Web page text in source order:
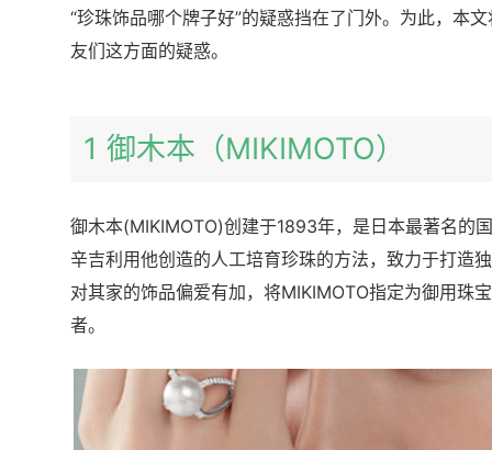
“珍珠饰品哪个牌子好”的疑惑挡在了门外。为此，本
友们这方面的疑惑。
1 御木本（MIKIMOTO）
御木本(MIKIMOTO)创建于1893年，是日本最著名的
辛吉利用他创造的人工培育珍珠的方法，致力于打造
对其家的饰品偏爱有加，将MIKIMOTO指定为御用珠
者。